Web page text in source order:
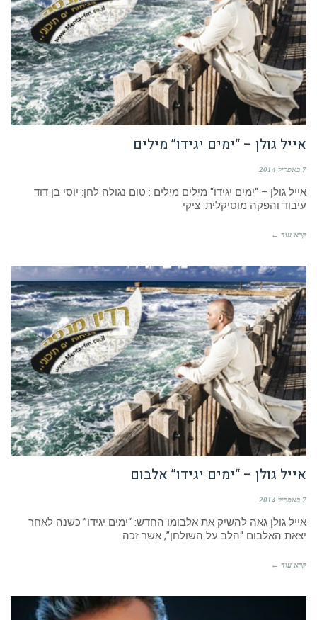
אייל גולן – “ימים יגידו” מילים
7 באפריל 2014
אייל גולן – “ימים יגידו“ מילים מילים : טום נגולה לחן: יוסי בן דוד
עיבוד והפקה מוסיקלית: ציקי
קרא עוד ←
אייל גולן – “ימים יגידו” אלבום
7 באפריל 2014
אייל גולן גאה להשיק את אלבומו החדש: “ימים יגידו” כשנה לאחר
יצאת האלבום “הלב על השולחן”, אשר זכה
קרא עוד ←